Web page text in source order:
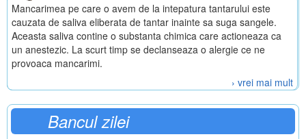
Mancarimea pe care o avem de la intepatura tantarului este
cauzata de saliva eliberata de tantar inainte sa suga sangele.
Aceasta saliva contine o substanta chimica care actioneaza ca
un anestezic. La scurt timp se declanseaza o alergie ce ne
provoaca mancarimi.
› vrei mai mult
Bancul zilei